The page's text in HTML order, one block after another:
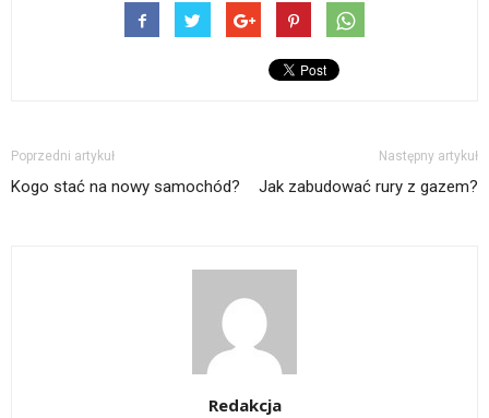
Poprzedni artykuł
Kogo stać na nowy samochód?
Następny artykuł
Jak zabudować rury z gazem?
Redakcja